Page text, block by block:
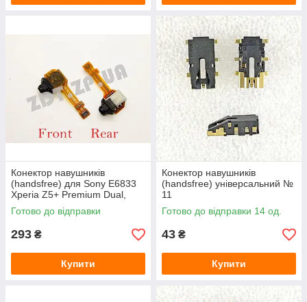
Конектор навушників
(handsfree) для Sony E6833
Xperia Z5+ Premium Dual,
E6853
Готово до відправки
293 ₴
Купити
Конектор навушників
(handsfree) універсальний №
11
Готово до відправки 14 од.
43 ₴
Купити